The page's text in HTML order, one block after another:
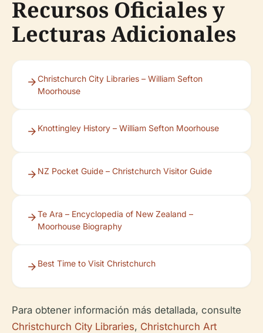
Recursos Oficiales y
Lecturas Adicionales
Christchurch City Libraries – William Sefton
Moorhouse
Knottingley History – William Sefton Moorhouse
NZ Pocket Guide – Christchurch Visitor Guide
Te Ara – Encyclopedia of New Zealand –
Moorhouse Biography
Best Time to Visit Christchurch
Para obtener información más detallada, consulte
Christchurch City Libraries, Christchurch Art